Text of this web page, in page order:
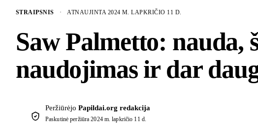
STRAIPSNIS · ATNAUJINTA 2024 M. LAPKRIČIO 11 D.
Saw Palmetto: nauda,
naudojimas ir dar
Peržiūrėjo Papildai.org redakcija
Paskutinė peržiūra2024 m. lapkričio 11 d.